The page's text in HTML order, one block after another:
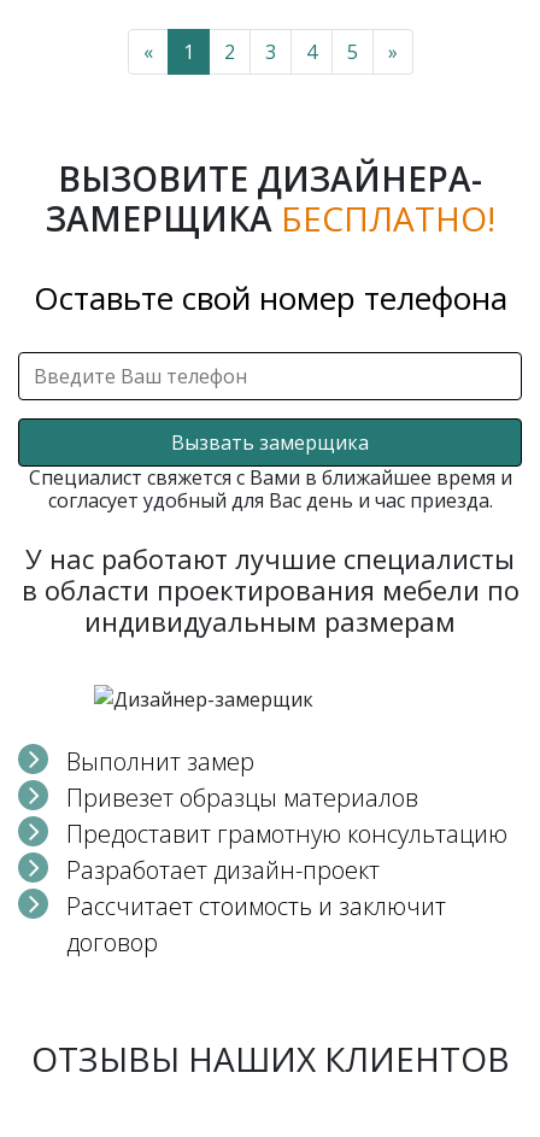
« 1 2 3 4 5 »
ВЫЗОВИТЕ ДИЗАЙНЕРА-
ЗАМЕРЩИКА БЕСПЛАТНО!
Оставьте свой номер телефона
Вызвать замерщика
Специалист свяжется с Вами в ближайшее время и
согласует удобный для Вас день и час приезда.
У нас работают лучшие специалисты
в области проектирования мебели по
индивидуальным размерам
Выполнит замер
Привезет образцы материалов
Предоставит грамотную консультацию
Разработает дизайн-проект
Рассчитает стоимость и заключит
договор
ОТЗЫВЫ НАШИХ КЛИЕНТОВ